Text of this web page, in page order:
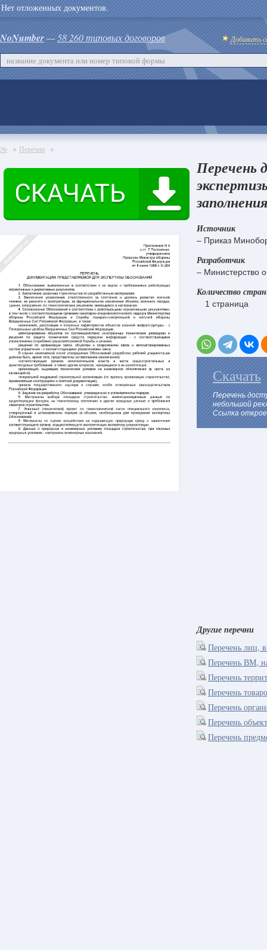
Нет отложенных документов.
NoNumber—58 260 типовых договоров Добавить
№ Перечни
Перечень
Источник
– Приказ
Разработчик
– Министерство
Количество
1 страница
Скачать
Перечень
небольшой
Ссылка
Другие перечни
Перечень лиц,
Перечень ВМ,
Перечень
Перечень
Перечень
Перечень
Перечень